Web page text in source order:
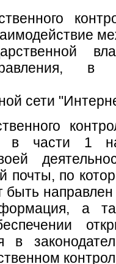
сети
в части 1
почты, по
направлен
а
в